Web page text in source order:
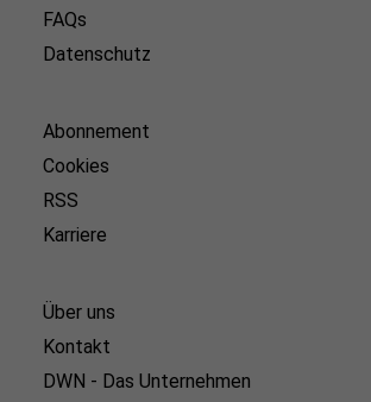
FAQs
Datenschutz
Abonnement
Cookies
RSS
Karriere
Über uns
Kontakt
DWN - Das Unternehmen